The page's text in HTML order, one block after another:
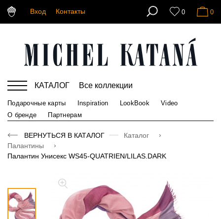
Вход Контакты 0 0
КАТАЛОГ Все коллекции
Подарочные карты Inspiration LookBook
Video
О бренде
Партнерам
ВЕРНУТЬСЯ В КАТАЛОГ
Каталог
Палантины
Палантин Унисекс WS45-QUATRIEN/LILAS.DARK